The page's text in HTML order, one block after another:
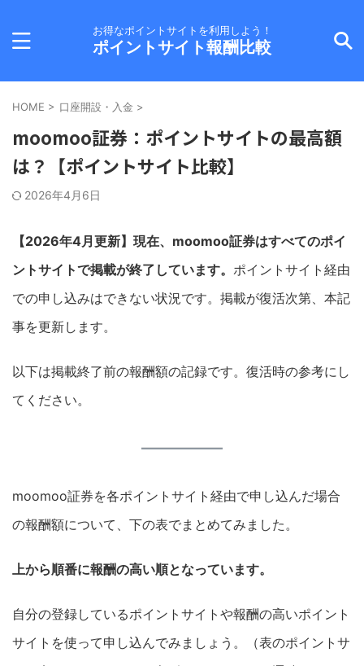
お得なポイントサイトを利用しよう！
ポイントサイト報酬比較
HOME > 口座開設・入金 >
moomoo証券：ポイントサイトの最高額
は？【ポイントサイト比較】
2026年4月6日
【2026年4月更新】現在、moomoo証券はすべてのポイ
ントサイトで掲載が終了しています。 ポイントサイト経由
での申し込みはできない状況です。掲載が復活次第、本記
事を更新します。
以下は掲載終了前の報酬額の記録です。復活時の参考にし
てください。
moomoo証券を各ポイントサイト経由で申し込んだ場合
の報酬額について、下の表でまとめてみました。
上から順番に報酬の高い順となっています。
自分の登録しているポイントサイトや報酬の高いポイント
サイトを使って申し込んでみましょう。（表のポイントサ